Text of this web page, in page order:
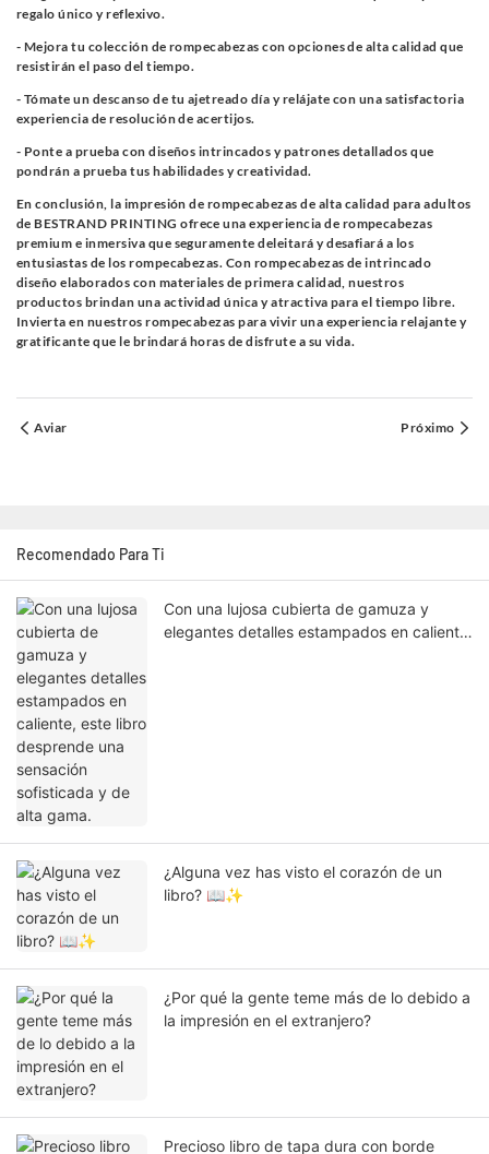
regalo único y reflexivo.
- Mejora tu colección de rompecabezas con opciones de alta calidad que
resistirán el paso del tiempo.
- Tómate un descanso de tu ajetreado día y relájate con una satisfactoria
experiencia de resolución de acertijos.
- Ponte a prueba con diseños intrincados y patrones detallados que
pondrán a prueba tus habilidades y creatividad.
En conclusión, la impresión de rompecabezas de alta calidad para adultos
de BESTRAND PRINTING ofrece una experiencia de rompecabezas
premium e inmersiva que seguramente deleitará y desafiará a los
entusiastas de los rompecabezas. Con rompecabezas de intrincado
diseño elaborados con materiales de primera calidad, nuestros
productos brindan una actividad única y atractiva para el tiempo libre.
Invierta en nuestros rompecabezas para vivir una experiencia relajante y
gratificante que le brindará horas de disfrute a su vida.
Aviar Próximo
Recomendado Para Ti
Con una lujosa cubierta de gamuza y
elegantes detalles estampados en caliente,
¿Alguna vez has visto el corazón de un
libro? 📖✨
¿Por qué la gente teme más de lo debido a
la impresión en el extranjero?
Precioso libro de tapa dura con borde